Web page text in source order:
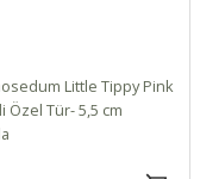
Little Tippy Pink
Özel Tür- 5,5 cm